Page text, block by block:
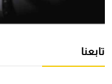
تابعنا